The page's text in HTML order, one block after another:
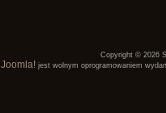
Copyright © 2026
Joomla!jest wolnym oprogramowaniem